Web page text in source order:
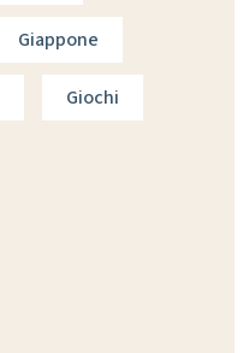
Giappone
Giochi